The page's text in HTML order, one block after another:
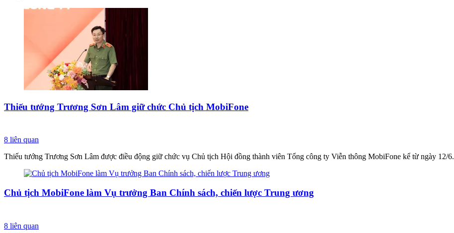
Thiếu tướng Trương Sơn Lâm giữ chức Chủ tịch MobiFone
8 liên quan
Thiếu tướng Trương Sơn Lâm được điều động giữ chức vụ Chủ tịch Hội đồng thành viên Tổng công ty Viễn thông MobiFone kể từ ngày 12/6.
Chủ tịch MobiFone làm Vụ trưởng Ban Chính sách, chiến lược Trung ương
8 liên quan